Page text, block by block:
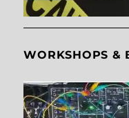
WORKSHOPS &